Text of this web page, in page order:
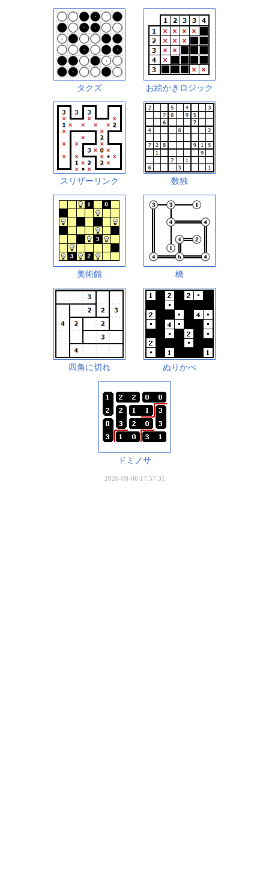
タクズ お絵かきロジック
スリザーリンク 数独
美術館 橋
四角に切れ ぬりかべ
ドミノサ
2026-08-06 17:57:31